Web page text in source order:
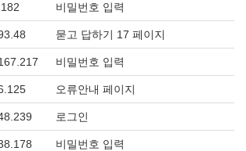
비밀번호 입력
묻고 답하기 17 페이지
비밀번호 입력
오류안내 페이지
로그인
비밀번호 입력